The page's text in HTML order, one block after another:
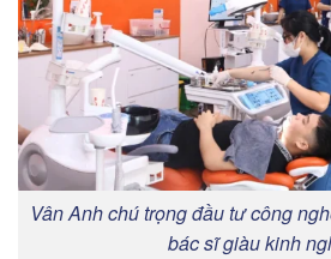
Vân Anh chú trọng đầu tư công
bác sĩ giàu kinh